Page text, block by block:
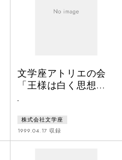
老人が車いすで庭に現れ、庭の木
文学座アトリエの会
「王様は白く思想す
る」
-
株式会社文学座
1999.04.17 収録